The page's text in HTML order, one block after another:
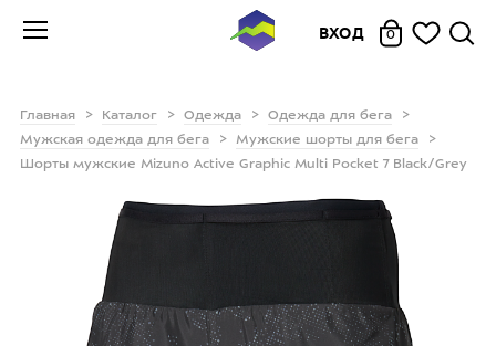
ВХОД 0
Главная Каталог Одежда
Одежда для бега
Мужская одежда для бега
Мужские шорты для бега
Шорты мужские Mizuno Active Graphic Multi Pocket 7 Black/Grеy